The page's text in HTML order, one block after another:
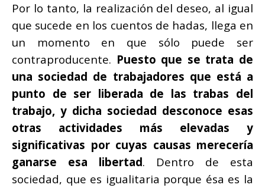
Por lo tanto, la realización del deseo, al igual
que sucede en los cuentos de hadas, llega en
un momento en que sólo puede ser
contraproducente. Puesto que se trata de
una sociedad de trabajadores que está a
punto de ser liberada de las trabas del
trabajo, y dicha sociedad desconoce esas
otras actividades más elevadas y
significativas por cuyas causas merecería
ganarse esa libertad. Dentro de esta
sociedad, que es igualitaria porque ésa es la